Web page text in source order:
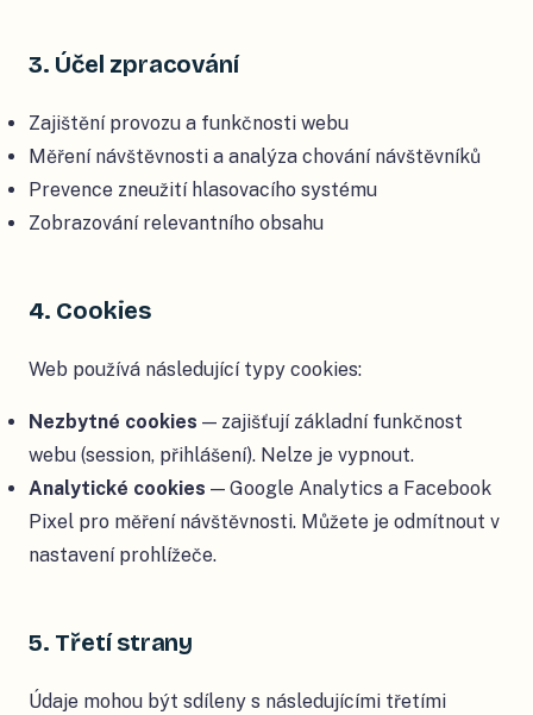
3. Účel zpracování
Zajištění provozu a funkčnosti webu
Měření návštěvnosti a analýza chování návštěvníků
Prevence zneužití hlasovacího systému
Zobrazování relevantního obsahu
4. Cookies
Web používá následující typy cookies:
Nezbytné cookies — zajišťují základní funkčnost
webu (session, přihlášení). Nelze je vypnout.
Analytické cookies — Google Analytics a Facebook
Pixel pro měření návštěvnosti. Můžete je odmítnout v
nastavení prohlížeče.
5. Třetí strany
Údaje mohou být sdíleny s následujícími třetími